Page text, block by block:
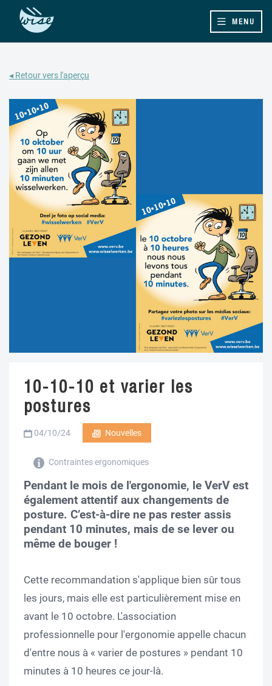
MENU
◂ Retour vers l'aperçu
10-10-10 et varier les
postures
04/10/24 Nouvelles
Contraintes ergonomiques
Pendant le mois de l'ergonomie, le VerV est
également attentif aux changements de
posture. C’est-à-dire ne pas rester assis
pendant 10 minutes, mais de se lever ou
même de bouger !
Cette recommandation s'applique bien sûr tous
les jours, mais elle est particulièrement mise en
avant le 10 octobre. L'association
professionnelle pour l'ergonomie appelle chacun
d'entre nous à « varier de postures » pendant 10
minutes à 10 heures ce jour-là.